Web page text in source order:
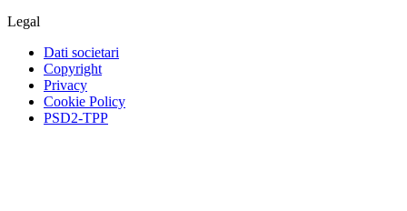
Legal
Dati societari
Copyright
Privacy
Cookie Policy
PSD2-TPP